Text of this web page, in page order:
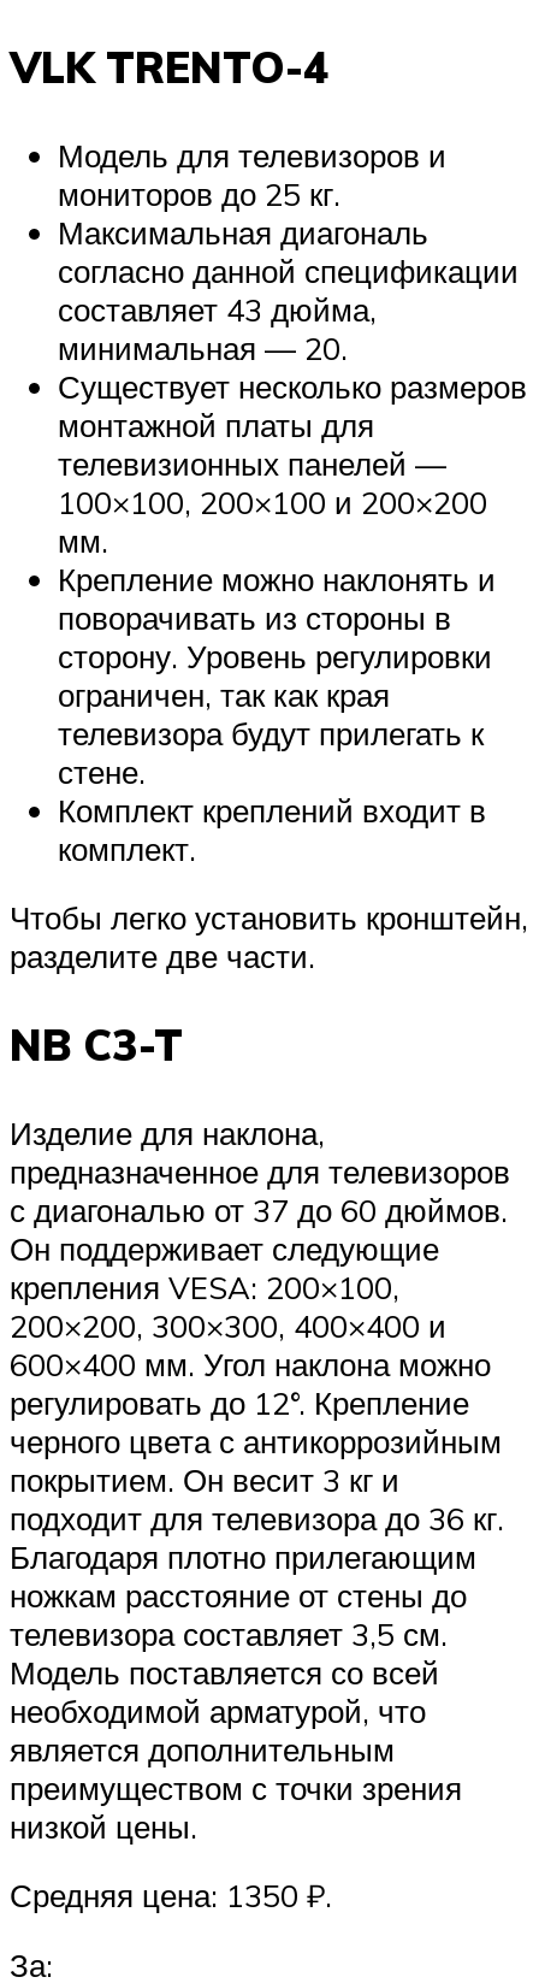
VLK TRENTO-4
Модель для телевизоров и
мониторов до 25 кг.
Максимальная диагональ
согласно данной спецификации
составляет 43 дюйма,
минимальная — 20.
Существует несколько размеров
монтажной платы для
телевизионных панелей —
100×100, 200×100 и 200×200
мм.
Крепление можно наклонять и
поворачивать из стороны в
сторону. Уровень регулировки
ограничен, так как края
телевизора будут прилегать к
стене.
Комплект креплений входит в
комплект.
Чтобы легко установить кронштейн,
разделите две части.
NB C3-T
Изделие для наклона,
предназначенное для телевизоров
с диагональю от 37 до 60 дюймов.
Он поддерживает следующие
крепления VESA: 200×100,
200×200, 300×300, 400×400 и
600×400 мм. Угол наклона можно
регулировать до 12°. Крепление
черного цвета с антикоррозийным
покрытием. Он весит 3 кг и
подходит для телевизора до 36 кг.
Благодаря плотно прилегающим
ножкам расстояние от стены до
телевизора составляет 3,5 см.
Модель поставляется со всей
необходимой арматурой, что
является дополнительным
преимуществом с точки зрения
низкой цены.
Средняя цена: 1350 ₽.
За: